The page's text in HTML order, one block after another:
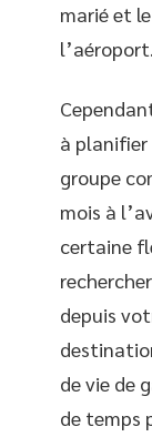
marié et
l’aéroport.
à planifier
groupe
mois à
certaine
depuis
de vie de
de temps